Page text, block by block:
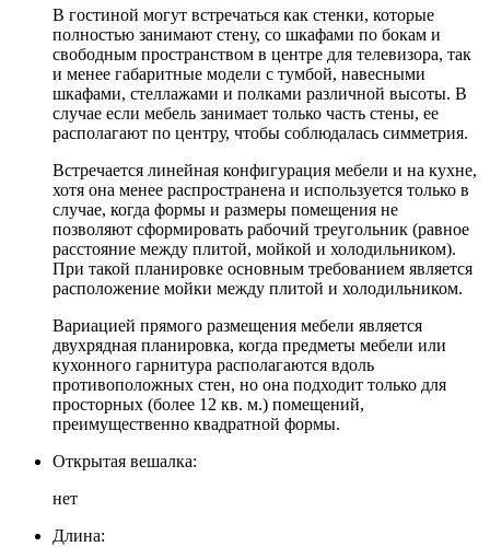
В гостиной могут встречаться как стенки, которые
полностью занимают стену, со шкафами по бокам и
свободным пространством в центре для телевизора, так
и менее габаритные модели с тумбой, навесными
шкафами, стеллажами и полками различной высоты. В
случае если мебель занимает только часть стены, ее
располагают по центру, чтобы соблюдалась симметрия.
Встречается линейная конфигурация мебели и на кухне,
хотя она менее распространена и используется только в
случае, когда формы и размеры помещения не
позволяют сформировать рабочий треугольник (равное
расстояние между плитой, мойкой и холодильником).
При такой планировке основным требованием является
расположение мойки между плитой и холодильником.
Вариацией прямого размещения мебели является
двухрядная планировка, когда предметы мебели или
кухонного гарнитура располагаются вдоль
противоположных стен, но она подходит только для
просторных (более 12 кв. м.) помещений,
преимущественно квадратной формы.
Открытая вешалка:
нет
Длина: